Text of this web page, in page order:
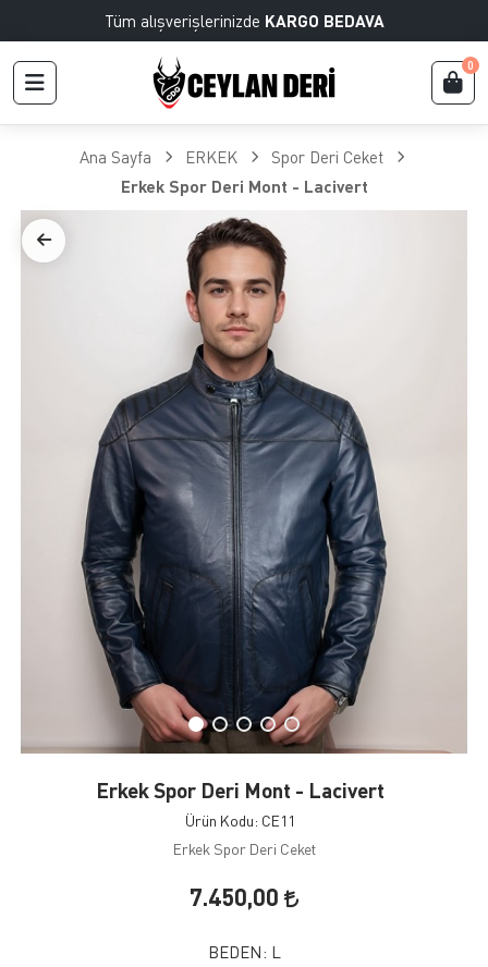
Tüm alışverişlerinizde KARGO BEDAVA
0
Ana Sayfa ERKEK
Spor Deri Ceket
Erkek Spor Deri Mont - Lacivert
Erkek Spor Deri Mont - Lacivert
Ürün Kodu: CE11
Erkek Spor Deri Ceket
7.450,00
BEDEN: L